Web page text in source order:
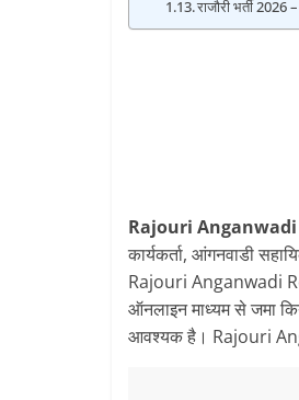
राजौरी भर्ती
Rajouri Anganwadi
कार्यकर्ता, आंगनवाडी
Rajouri Anganwadi
ऑनलाइन माध्यम से जमा
आवश्यक है। Rajouri